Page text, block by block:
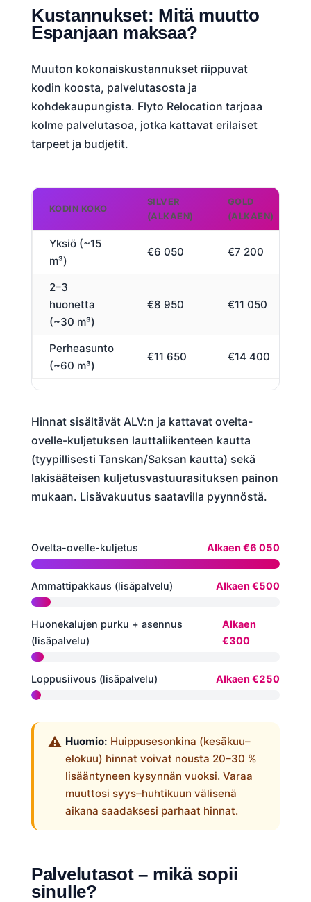
Kustannukset: Mitä muutto
Espanjaan maksaa?
Muuton kokonaiskustannukset riippuvat
kodin koosta, palvelutasosta ja
kohdekaupungista. Flyto Relocation tarjoaa
kolme palvelutasoa, jotka kattavat erilaiset
tarpeet ja budjetit.
KODIN KOKO
SILVER
(ALKAEN)
GOLD
(ALKAEN)
Yksiö (~15
m³)
€6 050 €7 200
2–3
huonetta
(~30 m³)
€8 950 €11 050
Perheasunto
(~60 m³)
€11 650 €14 400
Hinnat sisältävät ALV:n ja kattavat ovelta-
ovelle-kuljetuksen lauttaliikenteen kautta
(tyypillisesti Tanskan/Saksan kautta) sekä
lakisääteisen kuljetusvastuurasituksen painon
mukaan. Lisävakuutus saatavilla pyynnöstä.
Ovelta-ovelle-kuljetus Alkaen €6 050
Ammattipakkaus (lisäpalvelu) Alkaen €500
Huonekalujen purku + asennus
(lisäpalvelu)
Alkaen
€300
Loppusiivous (lisäpalvelu) Alkaen €250
Huomio: Huippusesonkina (kesäkuu–
elokuu) hinnat voivat nousta 20–30 %
lisääntyneen kysynnän vuoksi. Varaa
muuttosi syys–huhtikuun välisenä
aikana saadaksesi parhaat hinnat.
Palvelutasot – mikä sopii
sinulle?